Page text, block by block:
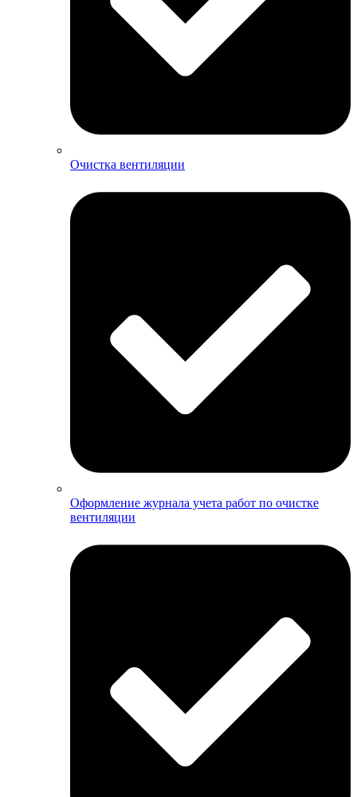
Очистка вентиляции
Оформление журнала учета работ по очистке
вентиляции